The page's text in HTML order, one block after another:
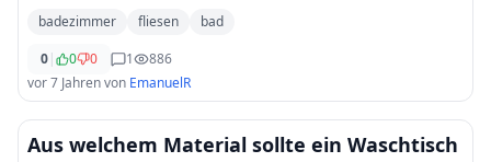
besorgen. Leider weiß ich überhaupt nicht, was er da
badezimmer fliesen
bad
0| 0 0 1
886
vor 7 Jahrenvon EmanuelR
Aus welchem Material sollte ein Waschtisch